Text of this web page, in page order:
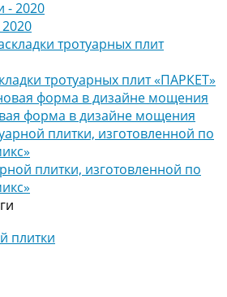
тротуарных плит «ПАРКЕТ»
форма в дизайне мощения
плитки, изготовленной по
плитки